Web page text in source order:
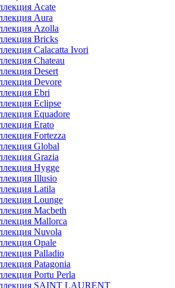
Acate
Aura
Azolla
Bricks
Calacatta Ivori
Chateau
Desert
Devore
Ebri
Eclipse
Equadore
Erato
Fortezza
Global
Grazia
Hygge
Illusio
Latila
Lounge
Macbeth
Mallorca
Nuvola
Opale
Palladio
Patagonia
Portu Perla
SAINT LAURENT